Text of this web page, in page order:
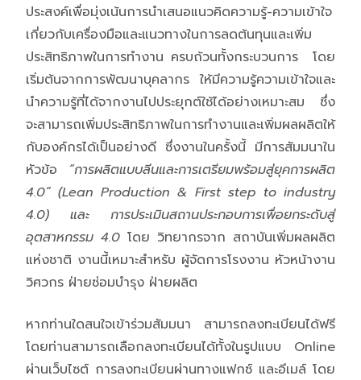
ประสงค์เพื่อมุ่งเน้นการนำเสนอแนวคิดความรู้-ความเข้าใจ
เกี่ยวกับเครื่องมือและแนวทางในการลดต้นทุนและเพิ่ม
ประสิทธิภาพในการทำงาน ครบถ้วนทั้งกระบวนการ โดย
เริ่มต้นจากการพัฒนาบุคลากร ให้มีความรู้ความเข้าใจและ
นำความรู้ที่ได้จากงานไปประยุกต์ใช้ได้อย่างเหมาะสม ซึ่ง
จะสามารถเพิ่มประสิทธิภาพในการทำงานและเพิ่มผลผลิตให้
กับองค์กรได้เป็นอย่างดี ซึ่งงานในครั้งนี้ มีการสัมมนาใน
หัวข้อ “การผลิตแบบลีนและการเตรียมพร้อมสู่ยุคการผลิต
4.0” (Lean Production & First step to industry
4.0) และ การประเมินสถานประกอบการเพื่อยกระดับสู่
อุตสาหกรรม 4.0 โดย วิทยากรจาก สถาบันเพิ่มผลผลิต
แห่งชาติ งานนี้เหมาะสำหรับ ผู้จัดการโรงงาน หัวหน้างาน
วิศวกร ฝ่ายซ่อมบำรุง ฝ่ายผลิต
หากท่านใดสนใจเข้าร่วมสัมมนา สามารถลงทะเบียนได้ฟรี
โดยท่านสามารถเลือกลงทะเบียนได้ทั้งในรูปแบบ Online
ผ่านเว็บไซต์ การลงทะเบียนผ่านทางแฟกซ์ และอีเมล์ โดย